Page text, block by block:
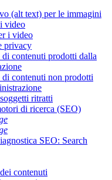
(alt text) per le immagini
video
i video
privacy
contenuti prodotti dalla
contenuti non prodotti
ritratti
di ricerca (SEO)
SEO: Search
contenuti